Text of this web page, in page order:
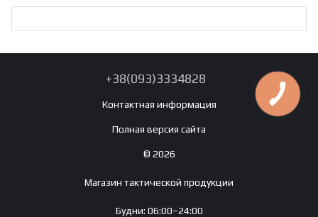
+38(093)3334828
Контактная информация
Полная версия сайта
© 2026
Магазин тактической продукции
Будни: 06:00–24:00